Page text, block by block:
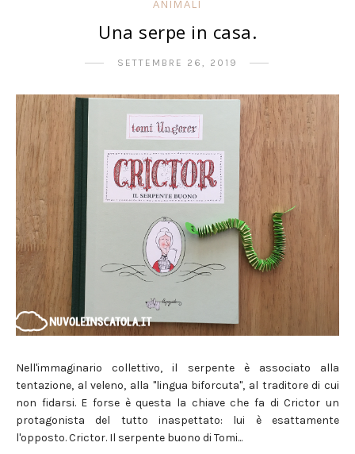
ANIMALI
Una serpe in casa.
SETTEMBRE 26, 2019
Nell'immaginario collettivo, il serpente è associato alla
tentazione, al veleno, alla "lingua biforcuta", al traditore di cui
non fidarsi. E forse è questa la chiave che fa di Crictor un
protagonista del tutto inaspettato: lui è esattamente
l'opposto. Crictor. Il serpente buono di Tomi...